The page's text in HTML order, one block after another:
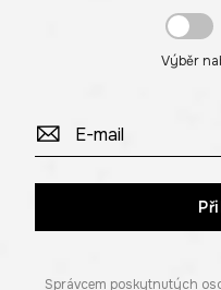
Výběr
Správcem poskytnutých